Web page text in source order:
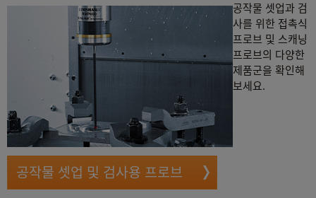
공작물 셋업과 검
사를 위한 접촉식
프로브 및 스캐닝
프로브의 다양한
제품군을 확인해
보세요.
공작물 셋업 및 검사용 프로브